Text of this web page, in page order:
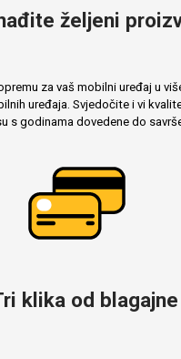
željeni
za vaš mobilni uređaj u
uređaja. Svjedočite i vi
s godinama dovedene do
klika od blagajne